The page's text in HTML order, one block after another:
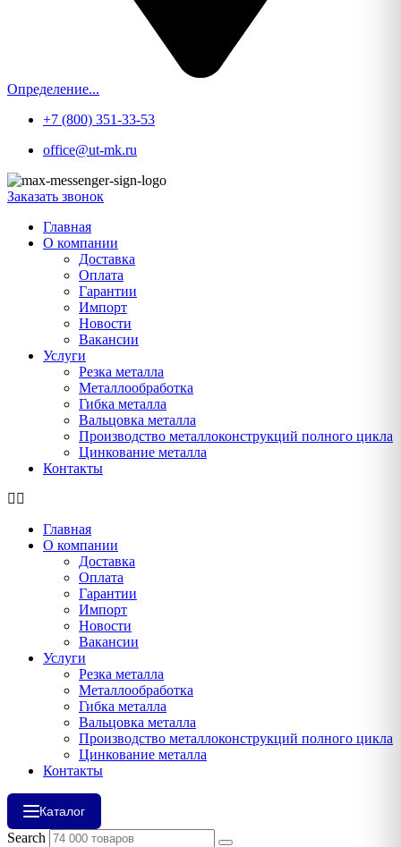
Определение...
+7 (800) 351-33-53
office@ut-mk.ru
Заказать звонок
Главная
О компании
Доставка
Оплата
Гарантии
Импорт
Новости
Вакансии
Услуги
Резка металла
Металлообработка
Гибка металла
Вальцовка металла
Производство металлоконструкций полного цикла
Цинкование металла
Контакты
Главная
О компании
Доставка
Оплата
Гарантии
Импорт
Новости
Вакансии
Услуги
Резка металла
Металлообработка
Гибка металла
Вальцовка металла
Производство металлоконструкций полного цикла
Цинкование металла
Контакты
Каталог
Search